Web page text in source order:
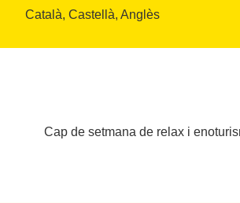
Català, Castellà, Anglès
Cap de setmana de relax i